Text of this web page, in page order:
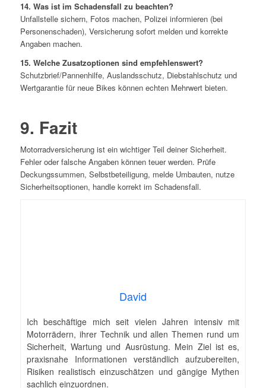
14. Was ist im Schadensfall zu beachten?
Unfallstelle sichern, Fotos machen, Polizei informieren (bei
Personenschaden), Versicherung sofort melden und korrekte
Angaben machen.
15. Welche Zusatzoptionen sind empfehlenswert?
Schutzbrief/Pannenhilfe, Auslandsschutz, Diebstahlschutz und
Wertgarantie für neue Bikes können echten Mehrwert bieten.
9. Fazit
Motorradversicherung ist ein wichtiger Teil deiner Sicherheit.
Fehler oder falsche Angaben können teuer werden. Prüfe
Deckungssummen, Selbstbeteiligung, melde Umbauten, nutze
Sicherheitsoptionen, handle korrekt im Schadensfall.
David
Ich beschäftige mich seit vielen Jahren intensiv mit
Motorrädern, ihrer Technik und allen Themen rund um
Sicherheit, Wartung und Ausrüstung. Mein Ziel ist es,
praxisnahe Informationen verständlich aufzubereiten,
Risiken realistisch einzuschätzen und gängige Mythen
sachlich einzuordnen.